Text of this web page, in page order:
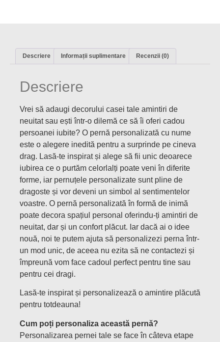
Descriere Informații suplimentare Recenzii (0)
Descriere
Vrei să adaugi decorului casei tale amintiri de
neuitat sau ești într-o dilemă ce să îi oferi cadou
persoanei iubite? O pernă personalizată cu nume
este o alegere inedită pentru a surprinde pe cineva
drag. Lasă-te inspirat și alege să fii unic deoarece
iubirea ce o purtăm celorlalți poate veni în diferite
forme, iar pernuțele personalizate sunt pline de
dragoste și vor deveni un simbol al sentimentelor
voastre. O pernă personalizată în formă de inimă
poate decora spațiul personal oferindu-ți amintiri de
neuitat, dar și un confort plăcut. Iar dacă ai o idee
nouă, noi te putem ajuta să personalizezi perna într-
un mod unic, de aceea nu ezita să ne contactezi și
împreună vom face cadoul perfect pentru tine sau
pentru cei dragi.
Lasă-te inspirat și personalizează o amintire plăcută
pentru totdeauna!
Cum poți personaliza această pernă?
Personalizarea pernei tale se face în câteva etape